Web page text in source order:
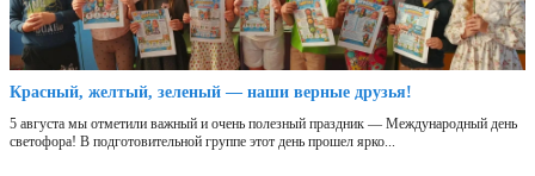
Красный, желтый, зеленый — наши верные друзья!
5 августа мы отметили важный и очень полезный праздник — Международный день
светофора! В подготовительной группе этот день прошел ярко...